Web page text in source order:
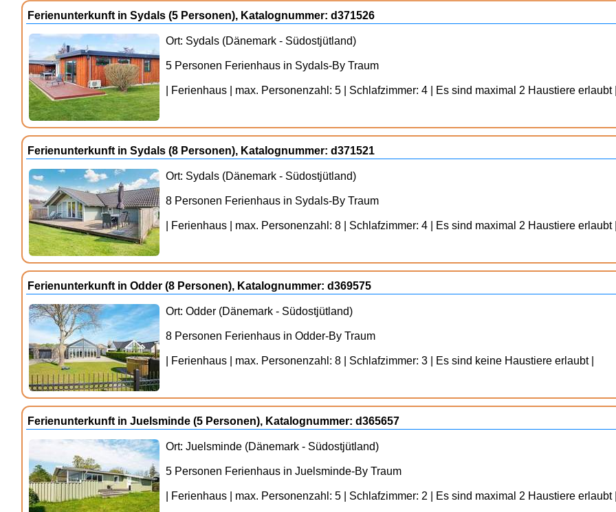
Ferienunterkunft in Sydals (5 Personen), Katalognummer: d371526
Ort: Sydals (Dänemark - Südostjütland)
5 Personen Ferienhaus in Sydals-By Traum
| Ferienhaus | max. Personenzahl: 5 | Schlafzimmer: 4 | Es sind maximal 2 Haustiere erlaubt
Ferienunterkunft in Sydals (8 Personen), Katalognummer: d371521
Ort: Sydals (Dänemark - Südostjütland)
8 Personen Ferienhaus in Sydals-By Traum
| Ferienhaus | max. Personenzahl: 8 | Schlafzimmer: 4 | Es sind maximal 2 Haustiere erlaubt
Ferienunterkunft in Odder (8 Personen), Katalognummer: d369575
Ort: Odder (Dänemark - Südostjütland)
8 Personen Ferienhaus in Odder-By Traum
| Ferienhaus | max. Personenzahl: 8 | Schlafzimmer: 3 | Es sind keine Haustiere erlaubt |
Ferienunterkunft in Juelsminde (5 Personen), Katalognummer: d365657
Ort: Juelsminde (Dänemark - Südostjütland)
5 Personen Ferienhaus in Juelsminde-By Traum
| Ferienhaus | max. Personenzahl: 5 | Schlafzimmer: 2 | Es sind maximal 2 Haustiere erlaubt